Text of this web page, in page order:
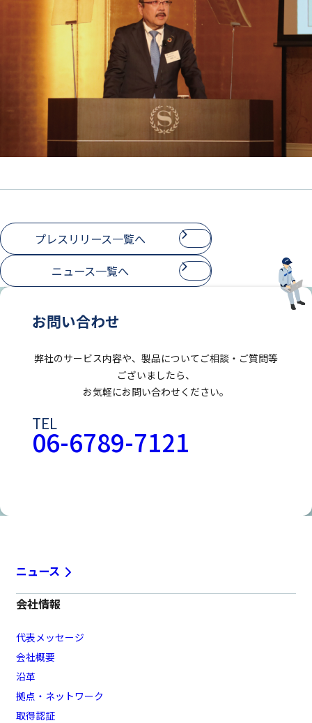
プレスリリース一覧へ
ニュース一覧へ
お問い合わせ
弊社のサービス内容や、製品についてご相談・ご質問等
ございましたら、
お気軽にお問い合わせください。
TEL
06-6789-7121
ニュース
会社情報
代表メッセージ
会社概要
沿革
拠点・ネットワーク
取得認証